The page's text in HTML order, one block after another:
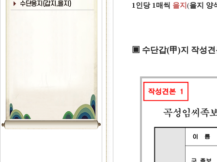
1인당 1매씩 을지 (을지 양
▣ 수단갑(甲)지 작성견